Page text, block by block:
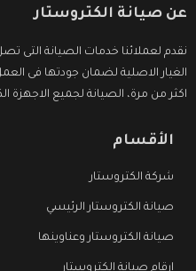
عن صيانة الكتروستار
نقدم لعملائنا خدمات الصيانة التى
الغيار الاصلية لضمان جودتها فى
اكثر من مرة، الصيانة لجميع الاجهزة
الأقسام
شركة الكتروستار
صيانة الكتروستار الرئيسي
صيانة الكتروستار وعناوينها